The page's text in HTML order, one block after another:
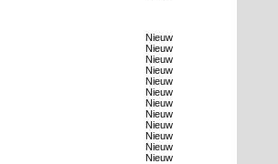
Nieuw
Nieuw
Nieuw
Nieuw
Nieuw
Nieuw
Nieuw
Nieuw
Nieuw
Nieuw
Nieuw
Nieuw